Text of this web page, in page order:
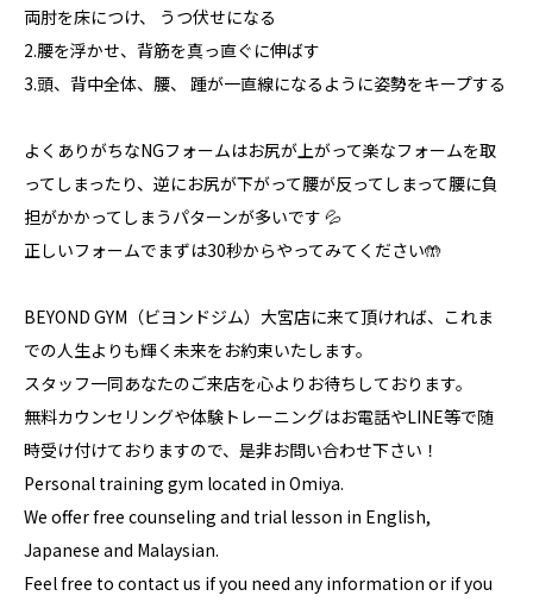
両肘を床につけ、 うつ伏せになる
2.腰を浮かせ、背筋を真っ直ぐに伸ばす
3.頭、背中全体、腰、 踵が一直線になるように姿勢をキープする
よくありがちなNGフォームはお尻が上がって楽なフォームを取
ってしまったり、逆にお尻が下がって腰が反ってしまって腰に負
担がかかってしまうパターンが多いです 💦
正しいフォームでまずは30秒からやってみてください🤲
BEYOND GYM（ビヨンドジム）大宮店に来て頂ければ、これま
での人生よりも輝く未来をお約束いたします。
スタッフ一同あなたのご来店を心よりお待ちしております。
無料カウンセリングや体験トレーニングはお電話やLINE等で随
時受け付けておりますので、是非お問い合わせ下さい！
Personal training gym located in Omiya.
We offer free counseling and trial lesson in English,
Japanese and Malaysian.
Feel free to contact us if you need any information or if you